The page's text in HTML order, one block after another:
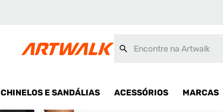
CHINELOS E SANDÁLIAS ACESSÓRIOS MARCAS